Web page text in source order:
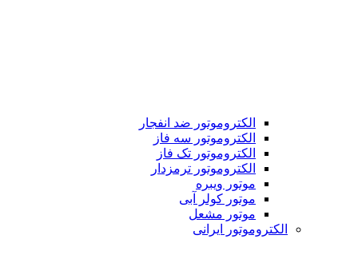
الکتروموتور ضد انفجار
الکتروموتور سه فاز
الکتروموتور تک فاز
الکتروموتور ترمزدار
موتور ویبره
موتور کولر آبی
موتور مشعل
الکتروموتور ایرانی